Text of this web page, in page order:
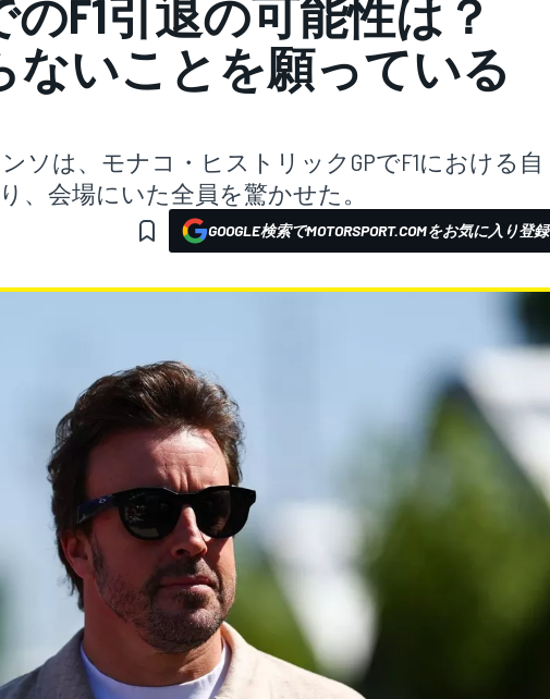
F1引退の可能性は？
ないことを願っている
ソは、モナコ・ヒストリックGPでF1における自
、会場にいた全員を驚かせた。
GOOGLE検索でMOTORSPORT.COMをお気に入り登録